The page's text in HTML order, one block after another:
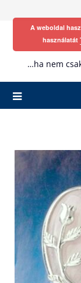
…ha nem
A weboldal
használatát